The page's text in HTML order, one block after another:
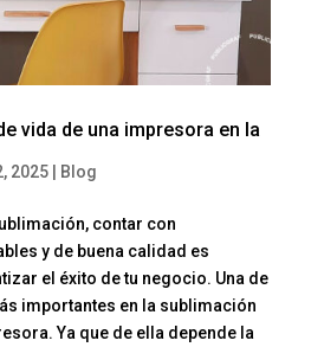
vida de una impresora en la
2025| Blog
contar con
y de buena calidad es
el éxito de tu negocio. Una de
importantes en la sublimación
Ya que de ella depende la